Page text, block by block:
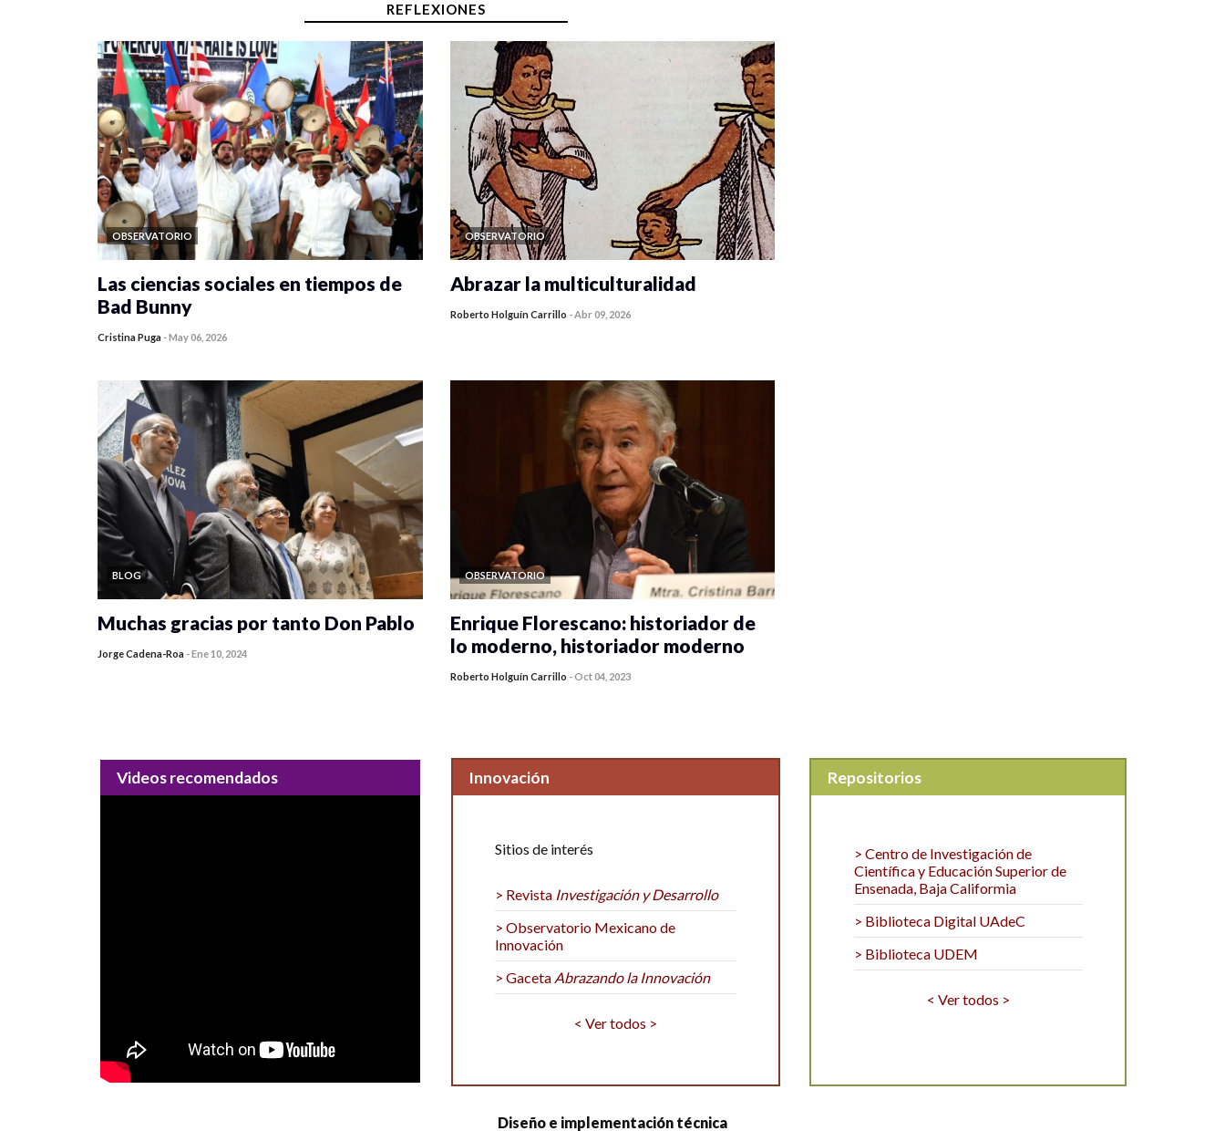
REFLEXIONES
OBSERVATORIO
Las ciencias sociales en tiempos de
Bad Bunny
Cristina Puga -May 06, 2026
OBSERVATORIO
Abrazar la multiculturalidad
Roberto Holguín Carrillo -Abr 09, 2026
BLOG
Muchas gracias por tanto Don Pablo
Jorge Cadena-Roa -Ene 10, 2024
OBSERVATORIO
Enrique Florescano: historiador de
lo moderno, historiador moderno
Roberto Holguín Carrillo -Oct 04, 2023
Videos recomendados Innovación
Sitios de interés
> Revista Investigación y Desarrollo
> Observatorio Mexicano de
Innovación
> Gaceta Abrazando la Innovación
< Ver todos >
Repositorios
> Centro de Investigación de
Científica y Educación Superior de
Ensenada, Baja Califormia
> Biblioteca Digital UAdeC
> Biblioteca UDEM
< Ver todos >
Diseño e implementación técnica